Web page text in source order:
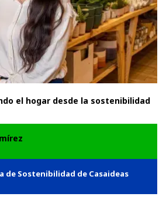
el hogar desde la sostenibilidad
de Sostenibilidad de Casaideas